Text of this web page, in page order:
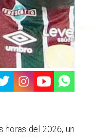
horas del 2026, un